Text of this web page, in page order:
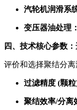
汽轮机润滑系
变压器油处理：
四、技术核心参数
评价和选择聚结分
过滤精度 (颗粒
聚结效率/分离